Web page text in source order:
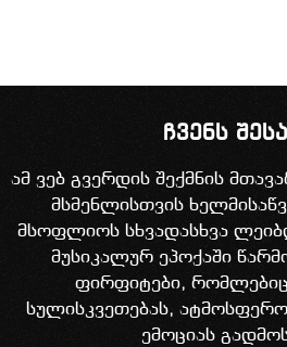
ჩვენს
ამ ვებ გვერდის შექმნის
მსმენლისთვის
მსოფლიოს სხვადასხვა
მუსიკალურ ეპოქაში
ფირფიტები,
სულისკვეთებას,
ემოციას